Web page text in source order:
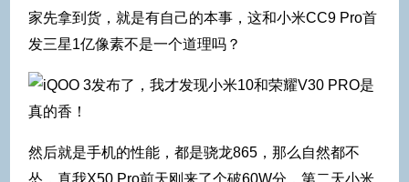
家先拿到货，就是有自己的本事，这和小米CC9 Pro首
发三星1亿像素不是一个道理吗？
然后就是手机的性能，都是骁龙865，那么自然都不
怂，真我X50 Pro前天刚来了个破60W分，第二天小米